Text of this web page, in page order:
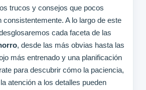
trucos y consejos que pocos
consistentemente. A lo largo de este
cada faceta de las
, desde las más obvias hasta las
más entrenado y una planificación
para descubrir cómo la paciencia,
atención a los detalles pueden